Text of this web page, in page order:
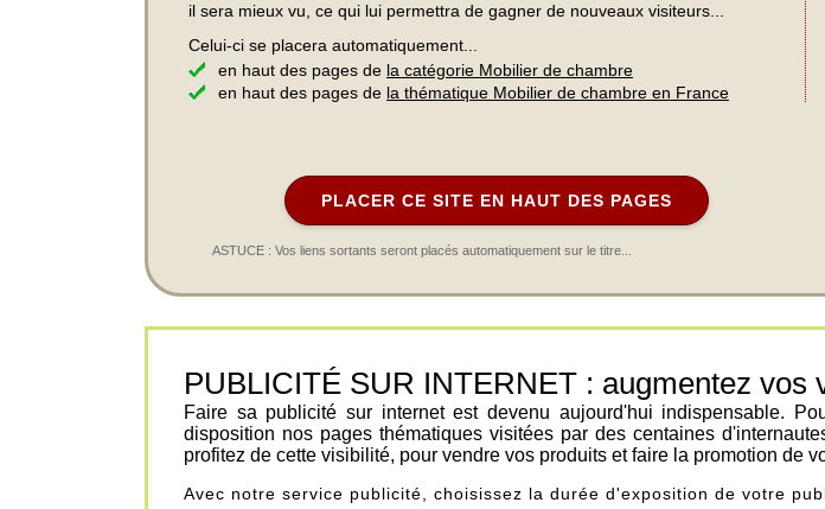
il sera mieux vu, ce qui lui permettra de gagner de nouveaux visiteurs...
Celui-ci se placera automatiquement...
en haut des pages de la catégorie Mobilier de chambre
en haut des pages de la thématique Mobilier de chambre en France
PLACER CE SITE EN HAUT DES PAGES
ASTUCE : Vos liens sortants seront placés automatiquement sur le titre...
PUBLICITÉ SUR INTERNET : augmentez vos
Faire sa publicité sur internet est devenu aujourd'hui indispensable.
disposition nos pages thématiques visitées par des centaines
profitez de cette visibilité, pour vendre vos produits et faire la promotion de
Avec notre service publicité, choisissez la durée d'exposition de votre